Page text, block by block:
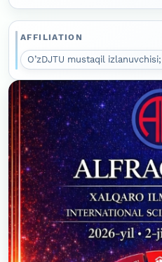
AFFILIATION
O’zDJTU mustaqil